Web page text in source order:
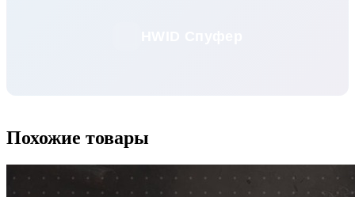
Похожие товары